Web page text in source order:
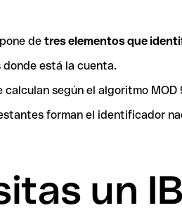
de tres elementos que
donde está la cuenta.
calculan según el algoritmo
forman el identificador
un